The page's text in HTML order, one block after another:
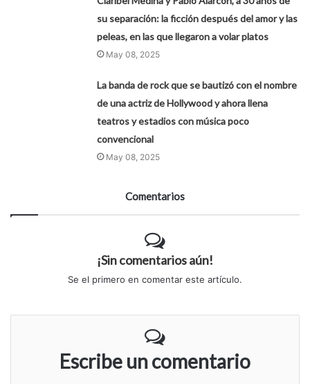
su separación: la ficción después del amor y las
peleas, en las que llegaron a volar platos
May 08, 2025
La banda de rock que se bautizó con el nombre
de una actriz de Hollywood y ahora llena
teatros y estadios con música poco
convencional
May 08, 2025
Comentarios
¡Sin comentarios aún!
Se el primero en comentar este artículo.
Escribe un comentario